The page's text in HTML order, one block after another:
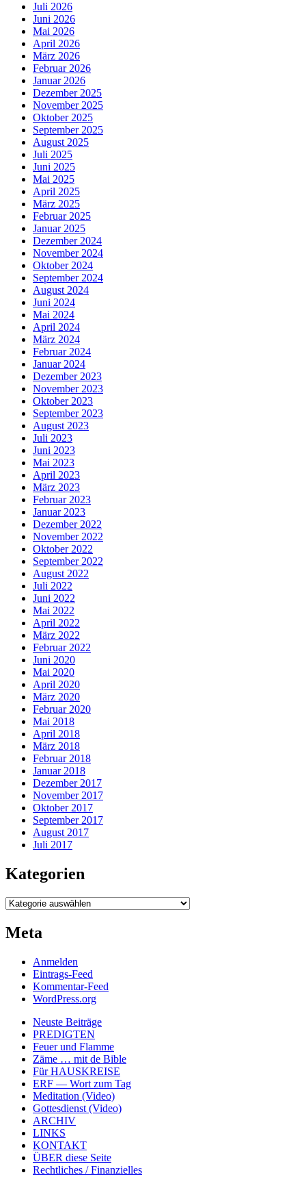
Juli 2026
Juni 2026
Mai 2026
April 2026
März 2026
Februar 2026
Januar 2026
Dezember 2025
November 2025
Oktober 2025
September 2025
August 2025
Juli 2025
Juni 2025
Mai 2025
April 2025
März 2025
Februar 2025
Januar 2025
Dezember 2024
November 2024
Oktober 2024
September 2024
August 2024
Juni 2024
Mai 2024
April 2024
März 2024
Februar 2024
Januar 2024
Dezember 2023
November 2023
Oktober 2023
September 2023
August 2023
Juli 2023
Juni 2023
Mai 2023
April 2023
März 2023
Februar 2023
Januar 2023
Dezember 2022
November 2022
Oktober 2022
September 2022
August 2022
Juli 2022
Juni 2022
Mai 2022
April 2022
März 2022
Februar 2022
Juni 2020
Mai 2020
April 2020
März 2020
Februar 2020
Mai 2018
April 2018
März 2018
Februar 2018
Januar 2018
Dezember 2017
November 2017
Oktober 2017
September 2017
August 2017
Juli 2017
Kategorien
Kategorien
Meta
Anmelden
Eintrags-Feed
Kommentar-Feed
WordPress.org
Neuste Beiträge
PREDIGTEN
Feuer und Flamme
Zäme … mit de Bible
Für HAUSKREISE
ERF — Wort zum Tag
Meditation (Video)
Gottesdienst (Video)
ARCHIV
LINKS
KONTAKT
ÜBER diese Seite
Rechtliches / Finanzielles